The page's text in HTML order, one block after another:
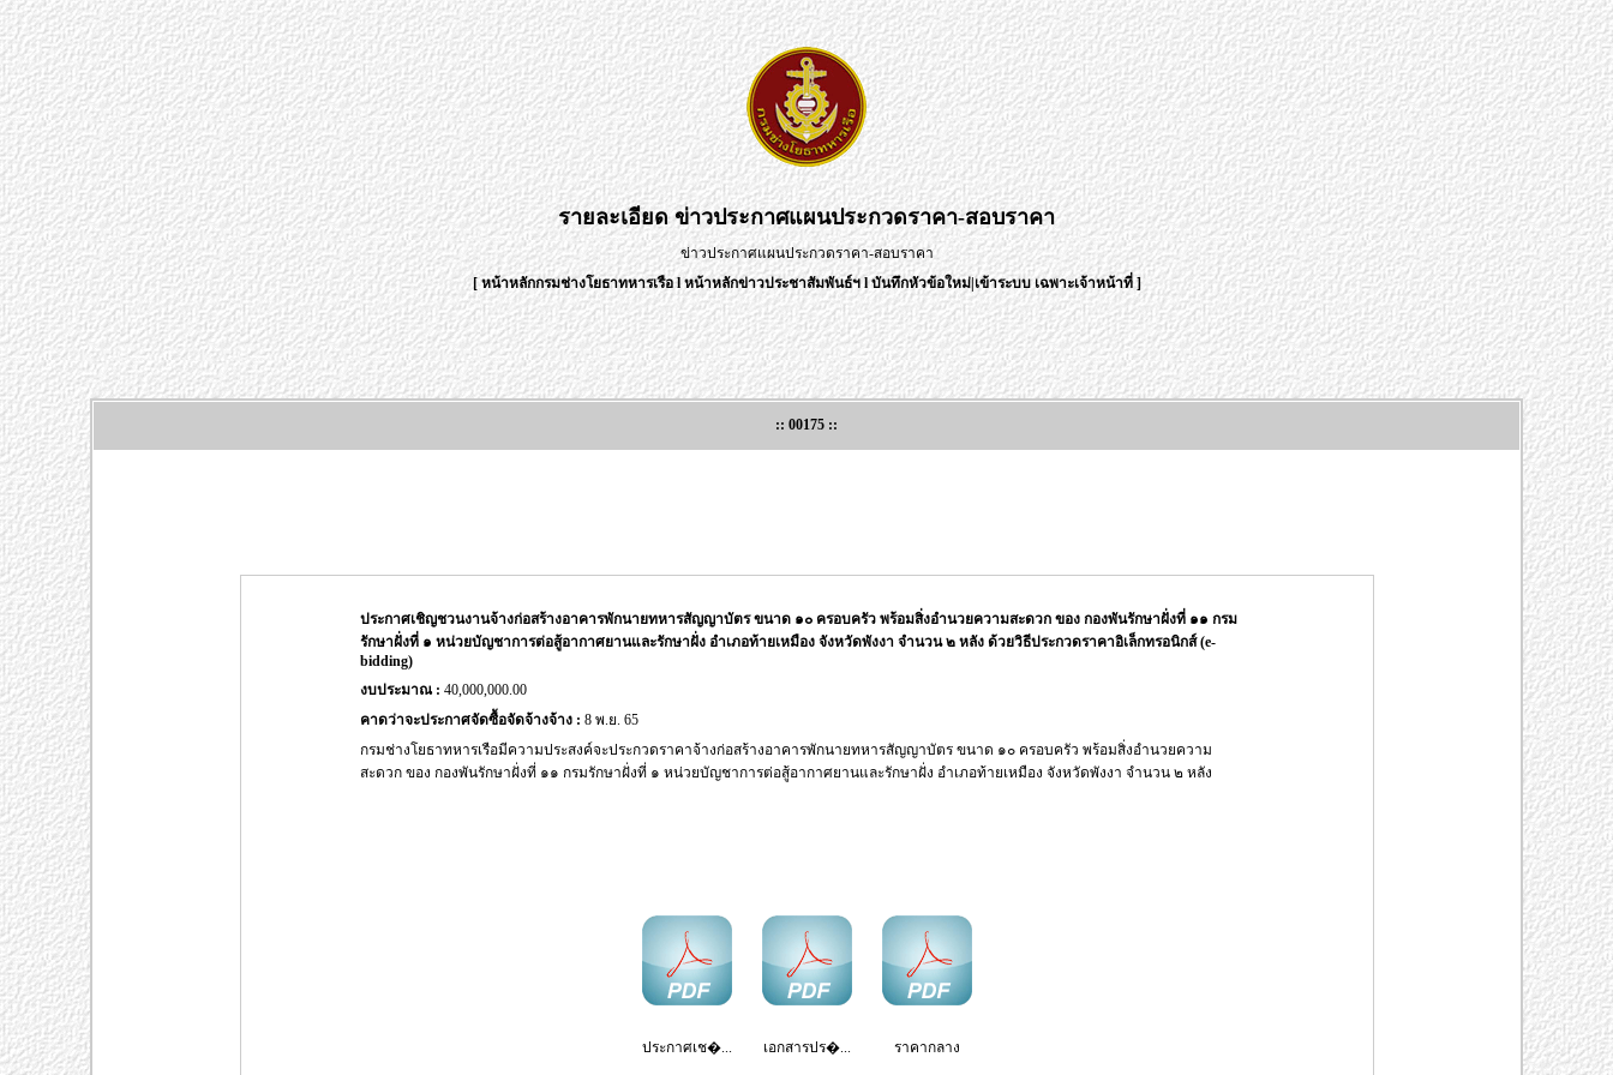
รายละเอียดข่าวประกาศแผนประกวดราคา-สอบราคา
ข่าวประกาศแผนประกวดราคา-สอบราคา
[หน้าหลักกรมช่างโยธาทหารเรือlหน้าหลักข่าวประชาสัมพันธ์ฯlบันทึกหัวข้อใหม่|เข้าระบบ เฉพาะเจ้าหน้าที่]
:: 00175 ::
ประกาศเชิญชวนงานจ้างก่อสร้างอาคารพักนายทหารสัญญาบัตร ขนาด ๑๐ ครอบครัว พร้อมสิ่งอำนวยความสะดวก ของ กองพันรักษาฝั่งที่ ๑๑ กรม
รักษาฝั่งที่ ๑ หน่วยบัญชาการต่อสู้อากาศยานและรักษาฝั่ง อำเภอท้ายเหมือง จังหวัดพังงา จำนวน ๒ หลัง ด้วยวิธีประกวดราคาอิเล็กทรอนิกส์ (e-
bidding)
งบประมาณ : 40,000,000.00
คาดว่าจะประกาศจัดซื้อจัดจ้างจ้าง : 8 พ.ย. 65
กรมช่างโยธาทหารเรือมีความประสงค์จะประกวดราคาจ้างก่อสร้างอาคารพักนายทหารสัญญาบัตร ขนาด ๑๐ ครอบครัว พร้อมสิ่งอำนวยความ
สะดวก ของ กองพันรักษาฝั่งที่ ๑๑ กรมรักษาฝั่งที่ ๑ หน่วยบัญชาการต่อสู้อากาศยานและรักษาฝั่ง อำเภอท้ายเหมือง จังหวัดพังงา จำนวน ๒ หลัง
ประกาศเช�... เอกสารปร�... ราคากลาง